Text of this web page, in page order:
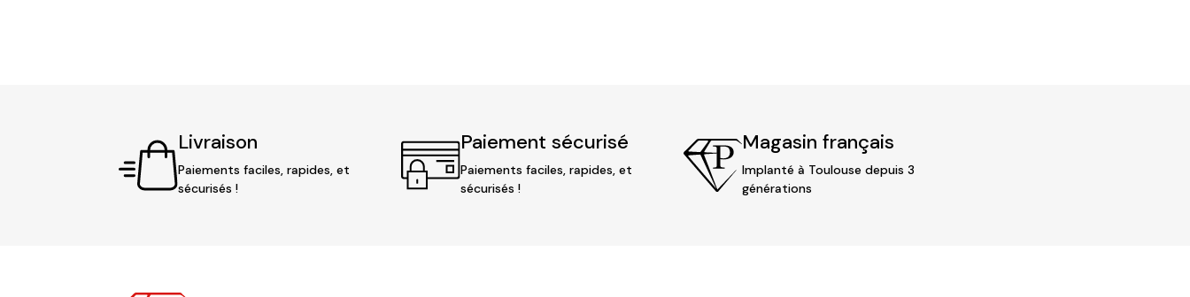
Livraison
Paiements faciles, rapides, et
sécurisés !
Paiement sécurisé
Paiements faciles, rapides, et
sécurisés !
Magasin français
Implanté à Toulouse depuis 3
générations